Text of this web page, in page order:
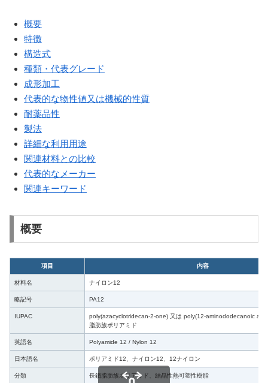
概要
特徴
構造式
種類・代表グレード
成形加工
代表的な物性値又は機械的性質
耐薬品性
製法
詳細な利用用途
関連材料との比較
代表的なメーカー
関連キーワード
概要
項目 内容
材料名 ナイロン12
略記号 PA12
IUPAC
poly(azacyclotridecan-2-one) 又は poly(12-aminododecanoic
脂肪族ポリアミド
英語名 Polyamide 12 / Nylon 12
日本語名 ポリアミド12、ナイロン12、12ナイロン
分類 長鎖脂肪族ポリアミド、結晶性熱可塑性樹脂